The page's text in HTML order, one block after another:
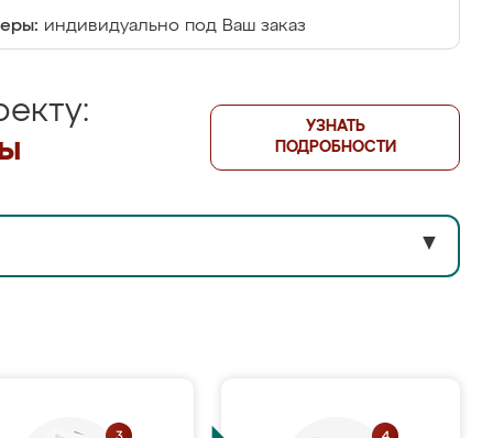
индивидуально под Ваш заказ
УЗНАТЬ
ПОДРОБНОСТИ
▼